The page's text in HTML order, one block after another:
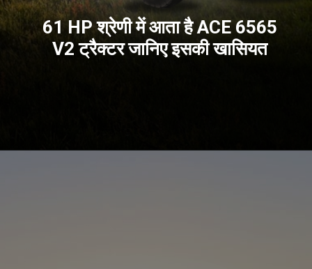
61 HP श्रेणी में आता है ACE 6565
V2 ट्रैक्टर जानिए इसकी खासियत